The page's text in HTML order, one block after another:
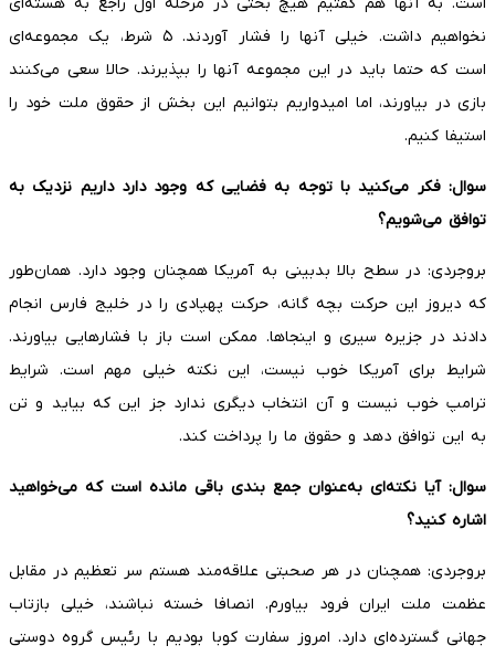
نخواهیم داشت. خیلی آنها را فشار آوردند. ۵ شرط، یک مجموعه‌ای
است که حتما باید در این مجموعه آنها را بپذیرند. حالا سعی می‌کنند
بازی در بیاورند، اما امیدواریم بتوانیم این بخش از حقوق ملت خود را
استیفا کنیم.
سوال: فکر می‌کنید با توجه به فضایی که وجود دارد داریم نزدیک به
توافق می‌شویم؟
بروجردی: در سطح بالا بدبینی به آمریکا همچنان وجود دارد. همان‌طور
که دیروز این حرکت بچه گانه، حرکت پهپادی را در خلیج فارس انجام
دادند در جزیره سیری و اینجاها. ممکن است باز با فشارهایی بیاورند.
شرایط برای آمریکا خوب نیست، این نکته خیلی مهم است. شرایط
ترامپ خوب نیست و آن انتخاب دیگری ندارد جز این که بیاید و تن
به این توافق دهد و حقوق ما را پرداخت کند.
سوال: آیا نکته‌ای به‌عنوان جمع بندی باقی مانده است که می‌خواهید
اشاره کنید؟
بروجردی: همچنان در هر صحبتی علاقه‌مند هستم سر تعظیم در مقابل
عظمت ملت ایران فرود بیاورم. انصافا خسته نباشند، خیلی بازتاب
جهانی گسترده‌ای دارد. امروز سفارت کوبا بودیم با رئیس گروه دوستی